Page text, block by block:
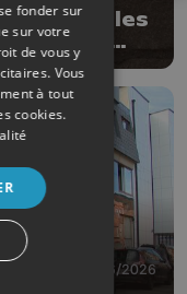
annulent les
début
17/06/2026
fonder sur
sur votre
de vous y
. Vous
à tout
cookies.